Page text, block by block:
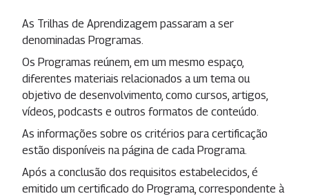
As Trilhas de Aprendizagem passaram a ser
denominadas Programas.
Os Programas reúnem, em um mesmo espaço,
diferentes materiais relacionados a um tema ou
objetivo de desenvolvimento, como cursos, artigos,
vídeos, podcasts e outros formatos de conteúdo.
As informações sobre os critérios para certificação
estão disponíveis na página de cada Programa.
Após a conclusão dos requisitos estabelecidos, é
emitido um certificado do Programa, correspondente à